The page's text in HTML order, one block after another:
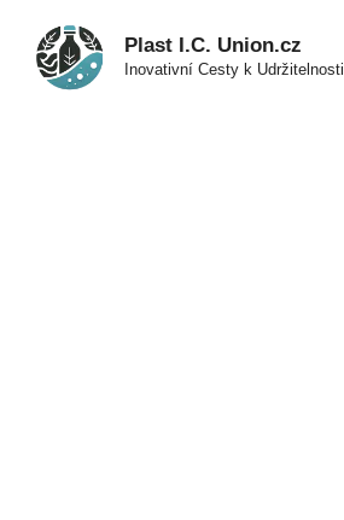
obsah
Plast I.C. Union.cz
Inovativní Cesty k Udržitelnosti